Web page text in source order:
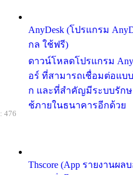
AnyDesk (โปรแกรม
กล ใช้ฟรี)
ดาวน์โหลดโปรแกรม
อร์ ที่สามารถเชื่อมต่อแบ
ก และที่สำคัญมีระบบรัก
ช้ภายในธนาคารอีกด้วย
Thscore (App รายงานผ
476